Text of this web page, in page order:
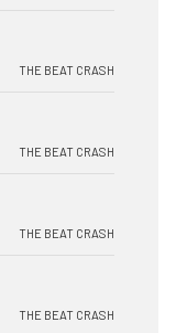
THE BEAT CRASH
THE BEAT CRASH
THE BEAT CRASH
THE BEAT CRASH